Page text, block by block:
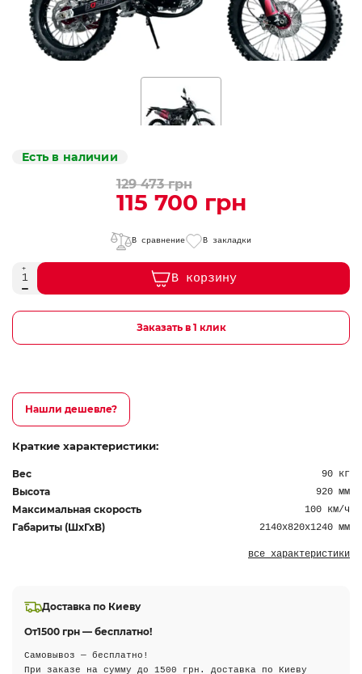
Есть в наличии
129 473 грн
115 700 грн
В сравнение В закладки
В корзину
Заказать в 1 клик
Нашли дешевле?
Краткие характеристики:
Вес 90 кг
Высота 920 мм
Максимальная скорость 100 км/ч
Габариты (ШхГхВ) 2140х820х1240 мм
все характеристики
Доставка по Киеву
От1500 грн — бесплатно!
Самовывоз — бесплатно!
При заказе на сумму до 1500 грн. доставка по Киеву